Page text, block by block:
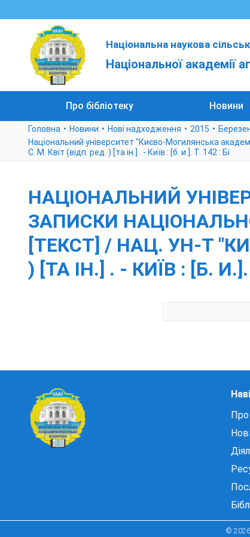
Національна наукова
Національної академії
Про бібліотеку Новини
Головна Новини Нові надходження 2015
Національний університет "Києво-Могилянська
С. М. Квіт (відп. ред. ) [та ін.] . - Київ : [б. и.]. Т. 142 : Бі
НАЦІОНАЛЬНИЙ
ЗАПИСКИ
[ТЕКСТ] / НАЦ. УН-Т
) [ТА ІН.] . - КИЇВ : [Б. И.].
Про
© 2026